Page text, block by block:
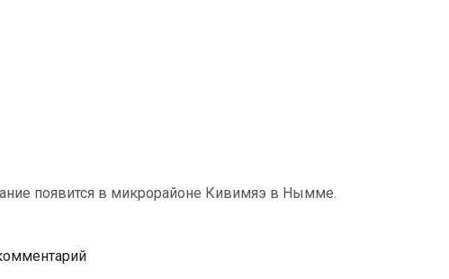
появится в микрорайоне Кивимяэ в Нымме.